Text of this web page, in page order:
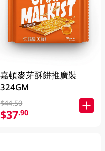
嘉頓麥芽酥餅推廣裝
324GM
$44.50
$37.90